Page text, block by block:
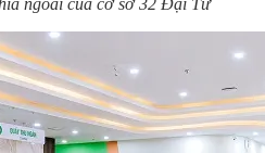
ngoài của cơ sở 32 Đại Từ